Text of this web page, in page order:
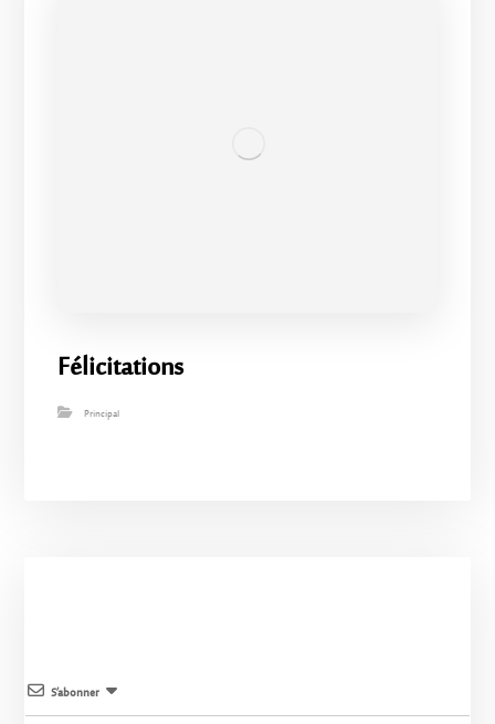
Félicitations
Principal
S’abonner